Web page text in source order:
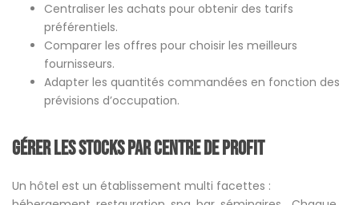
Centraliser les achats pour obtenir des tarifs
préférentiels.
Comparer les offres pour choisir les meilleurs
fournisseurs.
Adapter les quantités commandées en fonction des
prévisions d’occupation.
Gérer les stocks par centre de profit
Un hôtel est un établissement multi facettes :